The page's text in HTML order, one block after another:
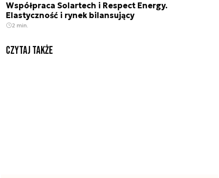
Współpraca Solartech i Respect Energy.
Elastyczność i rynek bilansujący
2 min.
Czytaj także